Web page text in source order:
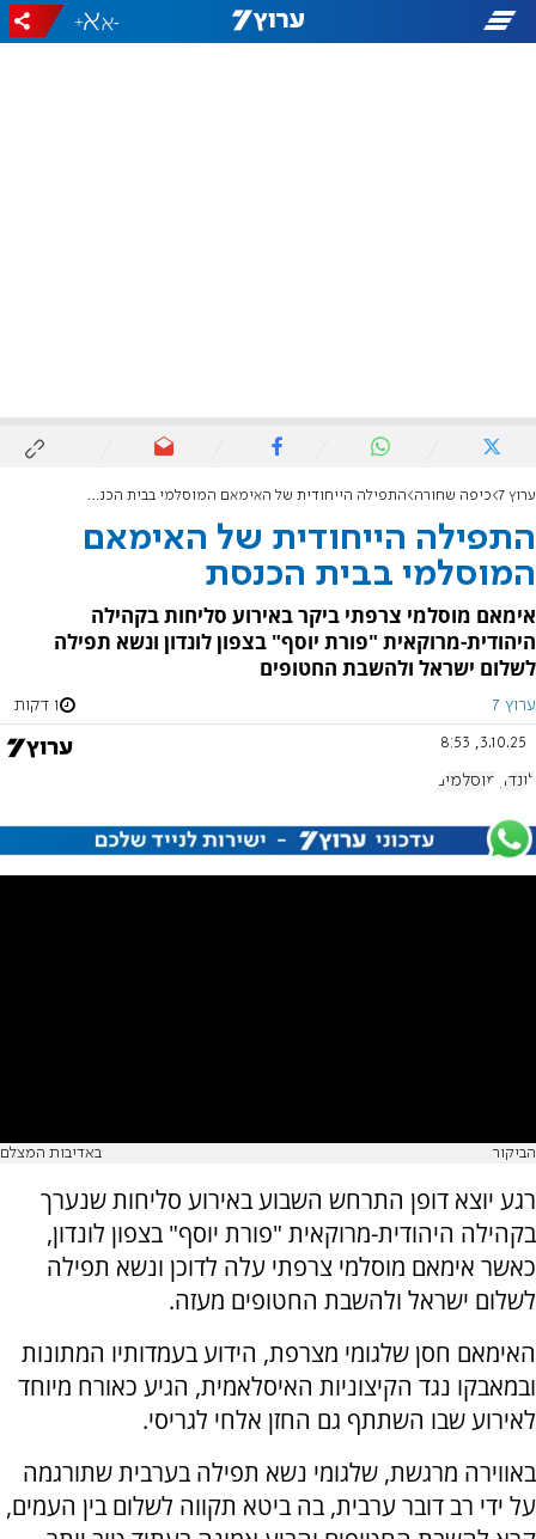
-
+
ערוץ 7 כיפה שחורה התפילה הייחודית של האימאם המוסלמי בבית הכנסת
התפילה הייחודית של האימאם
המוסלמי בבית הכנסת
אימאם מוסלמי צרפתי ביקר באירוע סליחות בקהילה
היהודית-מרוקאית "פורת יוסף" בצפון לונדון ונשא תפילה
לשלום ישראל ולהשבת החטופים
ערוץ 7 1 דקות
3.10.25, 8:53
לונדון מוסלמים
הביקור באדיבות המצלם
רגע יוצא דופן התרחש השבוע באירוע סליחות שנערך
בקהילה היהודית-מרוקאית "פורת יוסף" בצפון לונדון,
כאשר אימאם מוסלמי צרפתי עלה לדוכן ונשא תפילה
לשלום ישראל ולהשבת החטופים מעזה.
האימאם חסן שלגומי מצרפת, הידוע בעמדותיו המתונות
ובמאבקו נגד הקיצוניות האיסלאמית, הגיע כאורח מיוחד
לאירוע שבו השתתף גם החזן אלחי לגריסי.
באווירה מרגשת, שלגומי נשא תפילה בערבית שתורגמה
על ידי רב דובר ערבית, בה ביטא תקווה לשלום בין העמים,